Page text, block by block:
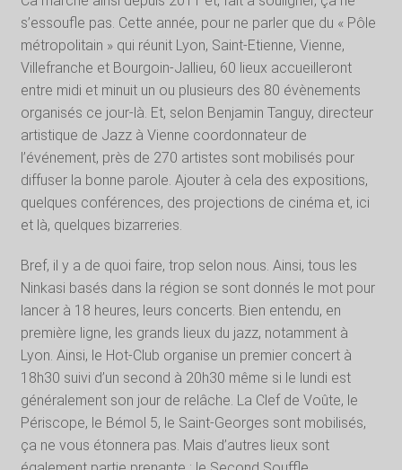
s’essoufle pas. Cette année, pour ne parler que du « Pôle
métropolitain » qui réunit Lyon, Saint-Etienne, Vienne,
Villefranche et Bourgoin-Jallieu, 60 lieux accueilleront
entre midi et minuit un ou plusieurs des 80 évènements
organisés ce jour-là. Et, selon Benjamin Tanguy, directeur
artistique de Jazz à Vienne coordonnateur de
l’événement, près de 270 artistes sont mobilisés pour
diffuser la bonne parole. Ajouter à cela des expositions,
quelques conférences, des projections de cinéma et, ici
et là, quelques bizarreries.
Bref, il y a de quoi faire, trop selon nous. Ainsi, tous les
Ninkasi basés dans la région se sont donnés le mot pour
lancer à 18 heures, leurs concerts. Bien entendu, en
première ligne, les grands lieux du jazz, notamment à
Lyon. Ainsi, le Hot-Club organise un premier concert à
18h30 suivi d’un second à 20h30 même si le lundi est
généralement son jour de relâche. La Clef de Voûte, le
Périscope, le Bémol 5, le Saint-Georges sont mobilisés,
ça ne vous étonnera pas. Mais d’autres lieux sont